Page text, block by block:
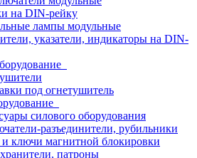
на DIN-рейку
лампы модульные
указатели, индикаторы на DIN-
под огнетушитель
силового оборудования
разъединители, рубильники
ключи магнитной блокировки
патроны